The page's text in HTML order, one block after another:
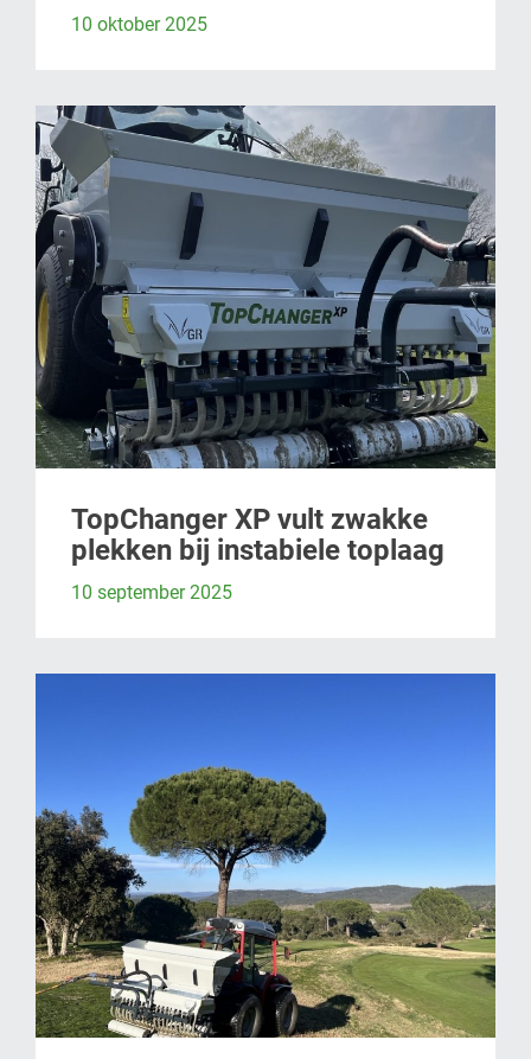
10 oktober 2025
TopChanger XP vult zwakke
plekken bij instabiele toplaag
10 september 2025